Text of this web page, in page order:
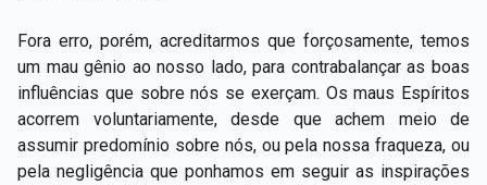
Fora erro, porém, acreditarmos que forçosamente, temos
um mau gênio ao nosso lado, para contrabalançar as boas
influências que sobre nós se exerçam. Os maus Espíritos
acorrem voluntariamente, desde que achem meio de
assumir predomínio sobre nós, ou pela nossa fraqueza, ou
pela negligência que ponhamos em seguir as inspirações